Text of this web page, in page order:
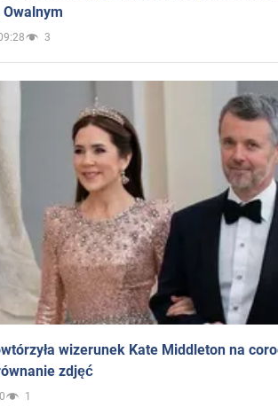
3
wizerunek Kate Middleton na
zdjęć
1